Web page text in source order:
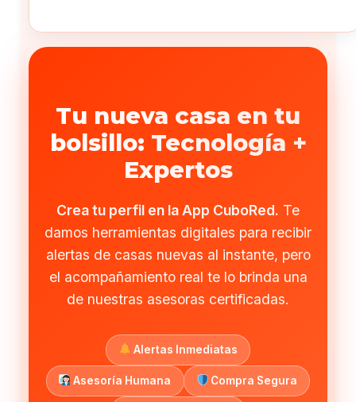
Tu nueva casa en tu
bolsillo: Tecnología +
Expertos
Crea tu perfil en la App CuboRed. Te
damos herramientas digitales para recibir
alertas de casas nuevas al instante, pero
el acompañamiento real te lo brinda una
de nuestras asesoras certificadas.
Alertas Inmediatas
Asesoría Humana Compra Segura